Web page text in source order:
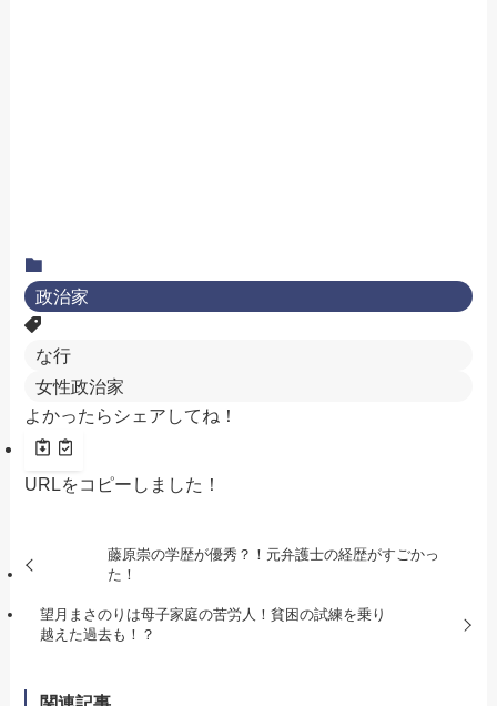
政治家
な行
女性政治家
よかったらシェアしてね！
URLをコピーしました！
藤原崇の学歴が優秀？！元弁護士の経歴がすごかっ
た！
望月まさのりは母子家庭の苦労人！貧困の試練を乗り
越えた過去も！？